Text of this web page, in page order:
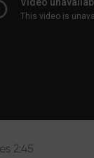
2:45